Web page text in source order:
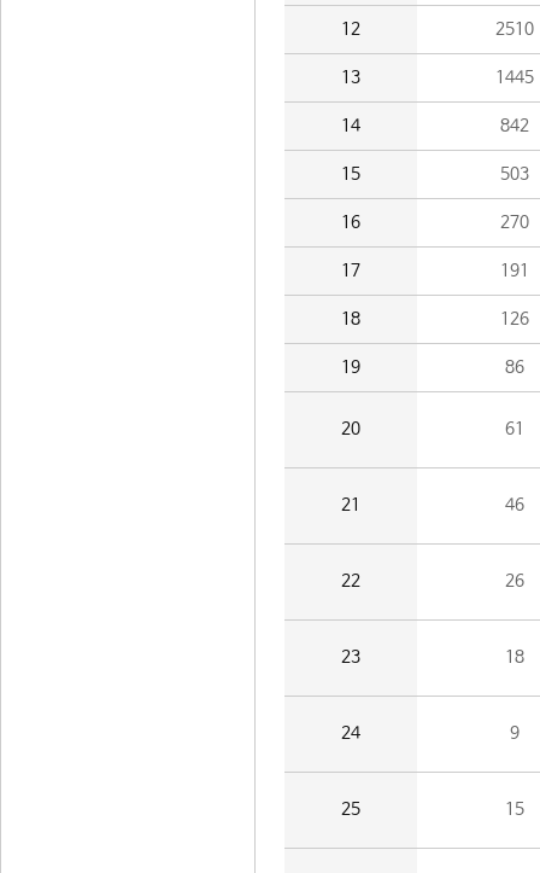
12 2510
13 1445
14 842
15 503
16 270
17 191
18 126
19 86
20 61
21 46
22 26
23 18
24 9
25 15